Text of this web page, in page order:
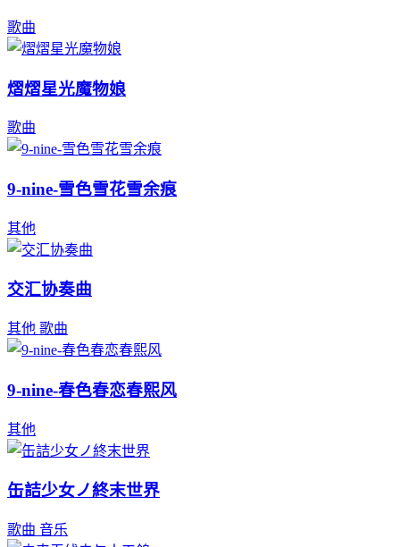
歌曲
熠熠星光魔物娘
歌曲
9-nine-雪色雪花雪余痕
其他
交汇协奏曲
其他 歌曲
9-nine-春色春恋春熙风
其他
缶詰少女ノ終末世界
歌曲 音乐